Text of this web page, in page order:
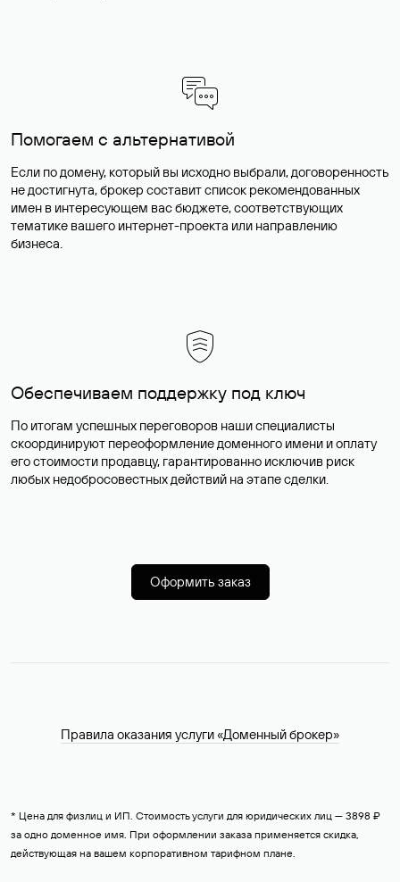
Помогаем с альтернативой
Если по домену, который вы исходно выбрали, договоренность
не достигнута, брокер составит список рекомендованных
имен в интересующем вас бюджете, соответствующих
тематике вашего интернет-проекта или направлению
бизнеса.
Обеспечиваем поддержку под ключ
По итогам успешных переговоров наши специалисты
скоординируют переоформление доменного имени и оплату
его стоимости продавцу, гарантированно исключив риск
любых недобросовестных действий на этапе сделки.
Оформить заказ
Правила оказания услуги «Доменный брокер»
* Цена для физлиц и ИП. Стоимость услуги для юридических лиц — 3898 ₽
за одно доменное имя. При оформлении заказа применяется скидка,
действующая на вашем корпоративном тарифном плане.